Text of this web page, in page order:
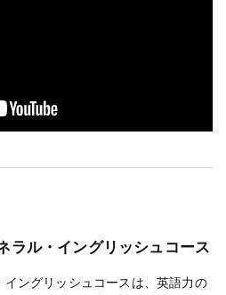
ラル・イングリッシュコース
ングリッシュコースは、英語力の